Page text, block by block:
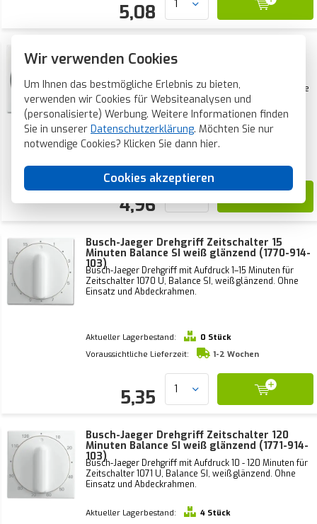
Wir verwenden Cookies
Um Ihnen das bestmögliche Erlebnis zu bieten,
verwenden wir Cookies für Websiteanalysen und
(personalisierte) Werbung. Weitere Informationen finden
Sie in unserer Datenschutzerklärung. Möchten Sie nur
notwendige Cookies? Klicken Sie dann hier.
Cookies akzeptieren
5,08
Busch-Jaeger Drehbedienaufsatz
Zeitschalter 120 Minuten Balance SI weiß
Busch-Jaeger Drehknopf mit Aufdruck 10 - 120 Minuten
für Zeitschalter 1071 U, Balance SI, weiß glänzend. Ohne
Einsatz und Abdeckrahmen.
Aktueller Lagerbestand:
7 Stück
Voraussichtliche Lieferzeit:
4,96
Busch-Jaeger Drehgriff Zeitschalter 15
Minuten Balance SI weiß glänzend (1770-914-
103)
Busch-Jaeger Drehgriff mit Aufdruck 1–15 Minuten für
Zeitschalter 1070 U, Balance SI, weiß glänzend. Ohne
Einsatz und Abdeckrahmen.
Aktueller Lagerbestand:
0 Stück
Voraussichtliche Lieferzeit:
1-2 Wochen
5,35
Busch-Jaeger Drehgriff Zeitschalter 120
Minuten Balance SI weiß glänzend (1771-914-
103)
Busch-Jaeger Drehgriff mit Aufdruck 10 - 120 Minuten für
Zeitschalter 1071 U, Balance SI, weiß glänzend. Ohne
Einsatz und Abdeckrahmen.
Aktueller Lagerbestand:
4 Stück